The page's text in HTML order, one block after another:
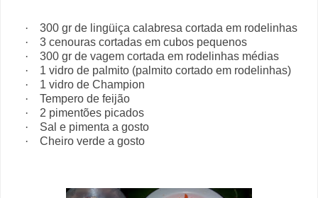
·
300 gr de lingüiça calabresa cortada em rodelinhas
·
3 cenouras cortadas em cubos pequenos
·
300 gr de vagem cortada em rodelinhas médias
·
1 vidro de palmito (palmito cortado em rodelinhas)
·
1 vidro de Champion
·
Tempero de feijão
·
2 pimentões picados
·
Sal e pimenta a gosto
·
Cheiro verde a gosto